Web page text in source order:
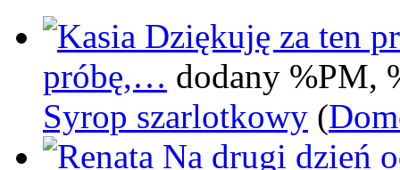
Dziękuję za ten
próbę,… dodany %PM,
Syrop szarlotkowy (
Na drugi dzień